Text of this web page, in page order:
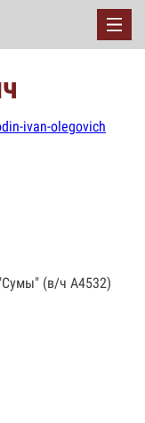
ivan-olegovich
(в/ч А4532)